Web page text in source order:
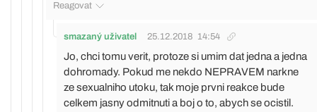
Reagovat
smazaný uživatel 25.12.2018 14:54
Jo, chci tomu verit, protoze si umim dat jedna a jedna
dohromady. Pokud me nekdo NEPRAVEM narkne
ze sexualniho utoku, tak moje prvni reakce bude
celkem jasny odmitnuti a boj o to, abych se ocistil.